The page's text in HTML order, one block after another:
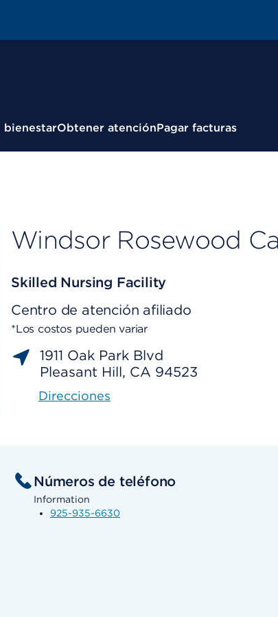
bienestarObtener atenciónPagar facturas
Windsor Rosewood
Skilled Nursing Facility
Centro de atención afiliado
*Los costos pueden variar
1911 Oak Park Blvd
Pleasant Hill, CA 94523
Direcciones
Números de teléfono
Information
925-935-6630